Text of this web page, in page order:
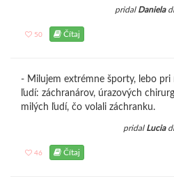
pridal Daniela
50 Čítaj
- Milujem extrémne športy, lebo
ľudí: záchranárov, úrazových
milých ľudí, čo volali záchranku.
pridal Lucia
46 Čítaj